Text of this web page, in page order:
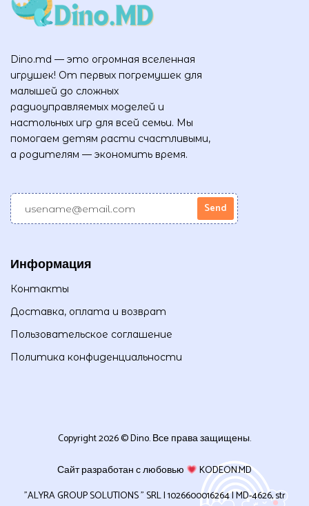
Dino.md — это огромная вселенная
игрушек! От первых погремушек для
малышей до сложных
радиоуправляемых моделей и
настольных игр для всей семьи. Мы
помогаем детям расти счастливыми,
а родителям — экономить время.
Информация
Контакты
Доставка, оплата и возврат
Пользовательское соглашение
Политика конфиденциальности
Copyright 2026 © Dino. Все права защищены.
Сайт разработан с любовью
KODEON.MD
”ALYRA GROUP SOLUTIONS ” SRL | 1026600016264 | MD-4626, str